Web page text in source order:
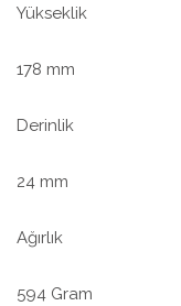
Yükseklik
178 mm
Derinlik
24 mm
Ağırlık
594 Gram